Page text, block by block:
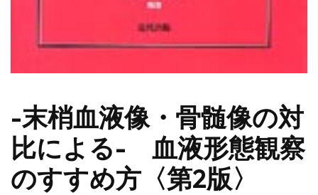
-末梢血液像・骨髄像の対
比による- 血液形態観察
のすすめ方〈第2版〉